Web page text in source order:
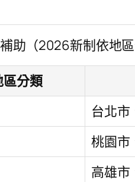
助（2026新制依地區
區分類
台北市
桃園市
高雄市